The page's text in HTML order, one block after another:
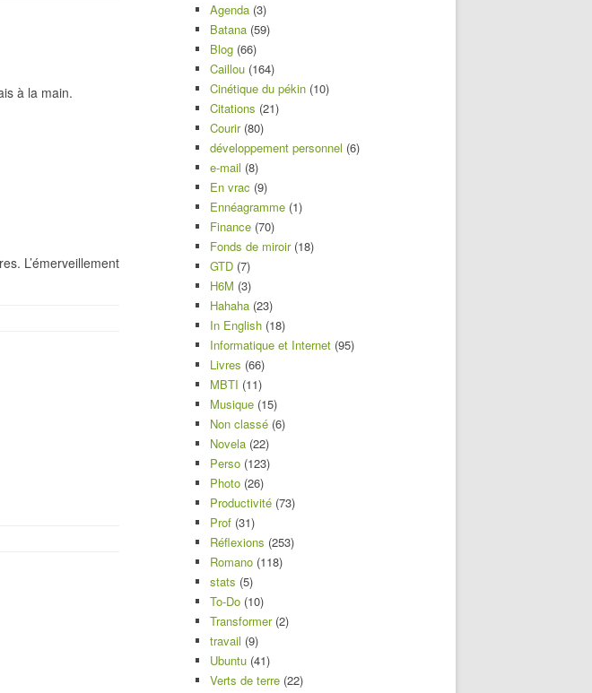
à la main.
L’émerveillement
Agenda (3)
Batana (59)
Blog (66)
Caillou (164)
Cinétique du pékin (10)
Citations (21)
Courir(80)
développement personnel (6)
e-mail (8)
En vrac (9)
Ennéagramme (1)
Finance (70)
Fonds de miroir(18)
GTD (7)
H6M (3)
Hahaha (23)
In English (18)
Informatique et Internet (95)
Livres (66)
MBTI (11)
Musique (15)
Non classé (6)
Novela (22)
Perso (123)
Photo (26)
Productivité (73)
Prof (31)
Réflexions (253)
Romano (118)
stats (5)
To-Do (10)
Transformer(2)
travail (9)
Ubuntu (41)
Verts de terre (22)